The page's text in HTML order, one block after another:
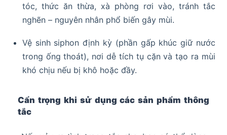
tóc, thức ăn thừa, xà phòng rơi vào, tránh tắc
nghẽn – nguyên nhân phổ biến gây mùi.
Vệ sinh siphon định kỳ (phần gấp khúc giữ nước
trong ống thoát), nơi dễ tích tụ cặn và tạo ra mùi
khó chịu nếu bị khô hoặc đầy.
Cẩn trọng khi sử dụng các sản phẩm thông
tắc